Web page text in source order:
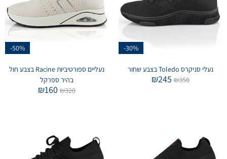
-30%
נעלי סניקרס Toledo בצבע שחור
₪350
₪245
-50%
נעליים ספורטיביות Racine בצבע חול
בהיר ספרקל
₪320
₪160